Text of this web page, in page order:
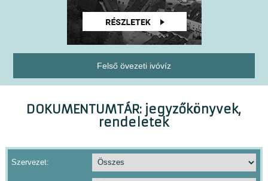
Felső övezeti ivóvíz
DOKUMENTUMTÁR: jegyzőkönyvek,
rendeletek
Szervezet: